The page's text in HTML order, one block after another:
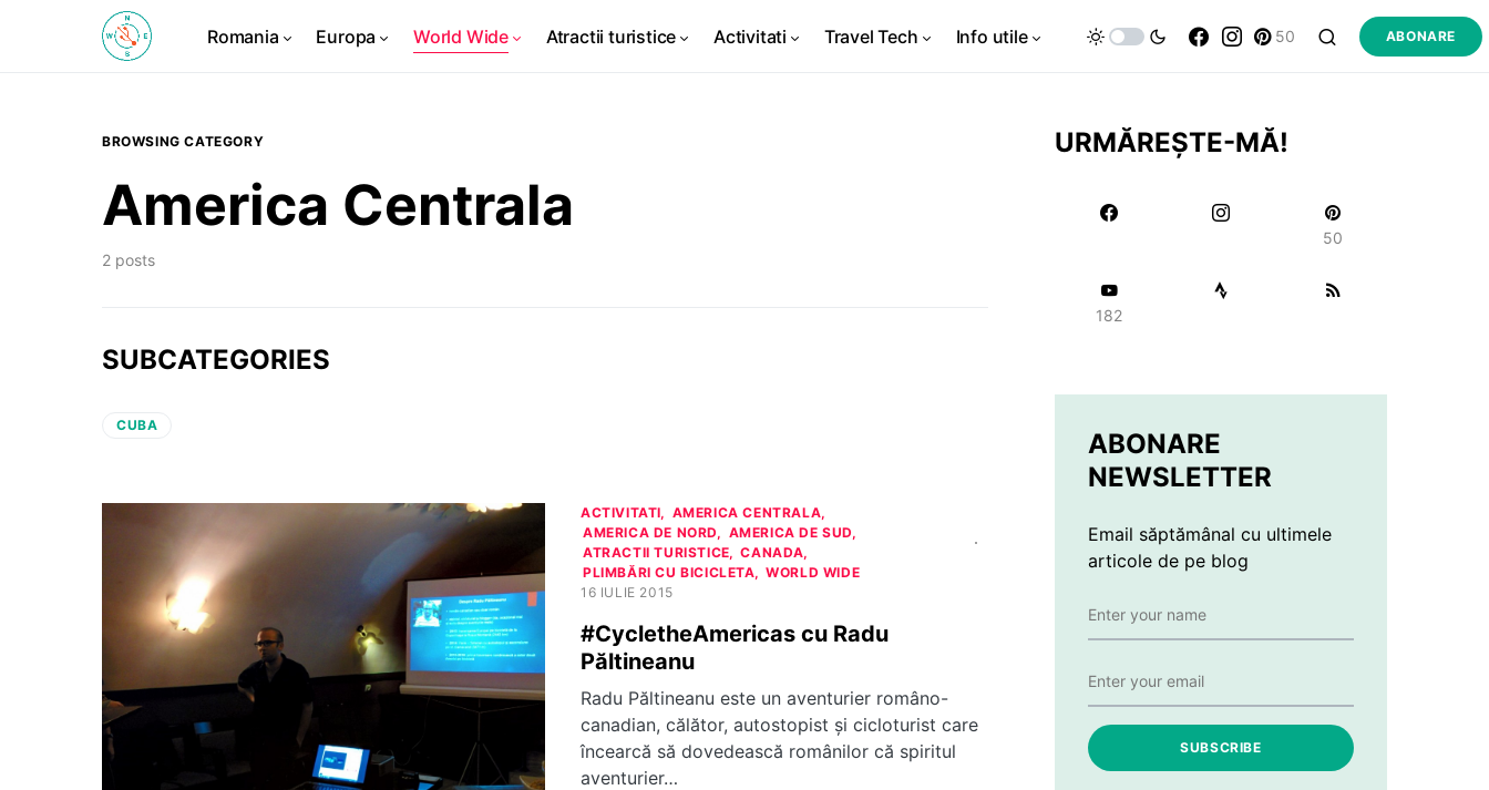
Romania Europa World Wide Atractii turistice Activitati Travel Tech Info utile 50 ABONARE
BROWSING CATEGORY
America Centrala
2 posts
SUBCATEGORIES
CUBA
ACTIVITATI
AMERICA CENTRALA
AMERICA DE NORD
AMERICA DE SUD
ATRACTII TURISTICE
CANADA
PLIMBĂRI CU BICICLETA
WORLD WIDE
16 IULIE 2015
#CycletheAmericas cu Radu
Păltineanu
Radu Păltineanu este un aventurier româno-
canadian, călător, autostopist și cicloturist care
încearcă să dovedească românilor că spiritul
aventurier…
URMĂREȘTE-MĂ!
50
182
ABONARE
NEWSLETTER
Email săptămânal cu ultimele
articole de pe blog
SUBSCRIBE